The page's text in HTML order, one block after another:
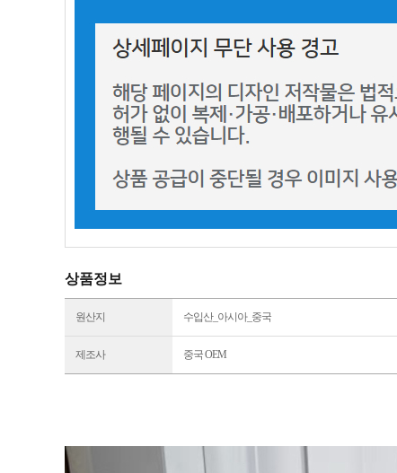
상품정보
원산지 수입산_아시아_중국
제조사 중국 OEM